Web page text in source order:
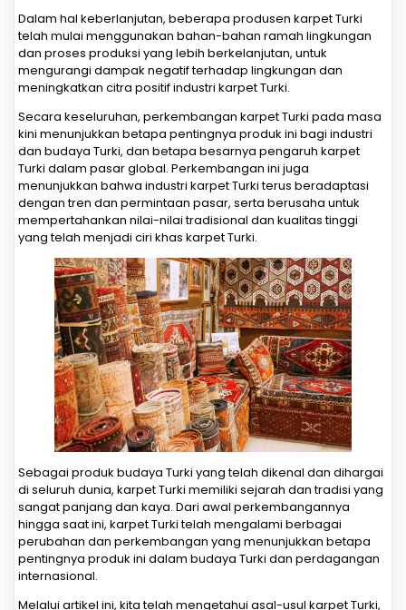
Dalam hal keberlanjutan, beberapa produsen karpet Turki
telah mulai menggunakan bahan-bahan ramah lingkungan
dan proses produksi yang lebih berkelanjutan, untuk
mengurangi dampak negatif terhadap lingkungan dan
meningkatkan citra positif industri karpet Turki.
Secara keseluruhan, perkembangan karpet Turki pada masa
kini menunjukkan betapa pentingnya produk ini bagi industri
dan budaya Turki, dan betapa besarnya pengaruh karpet
Turki dalam pasar global. Perkembangan ini juga
menunjukkan bahwa industri karpet Turki terus beradaptasi
dengan tren dan permintaan pasar, serta berusaha untuk
mempertahankan nilai-nilai tradisional dan kualitas tinggi
yang telah menjadi ciri khas karpet Turki.
Sebagai produk budaya Turki yang telah dikenal dan dihargai
di seluruh dunia, karpet Turki memiliki sejarah dan tradisi yang
sangat panjang dan kaya. Dari awal perkembangannya
hingga saat ini, karpet Turki telah mengalami berbagai
perubahan dan perkembangan yang menunjukkan betapa
pentingnya produk ini dalam budaya Turki dan perdagangan
internasional.
Melalui artikel ini, kita telah mengetahui asal-usul karpet Turki,